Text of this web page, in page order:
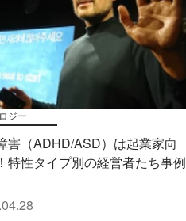
ジー
害（ADHD/ASD）は起業家向
特性タイプ別の経営者たち事例